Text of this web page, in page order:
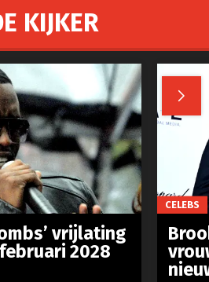
KIJKER

vrijlating
2028
CELEBS